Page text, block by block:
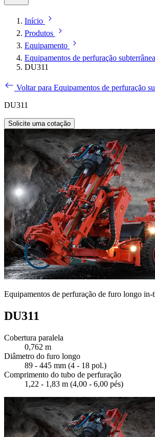
Início
Produtos
Equipamento
Equipamentos de perfuração subterrânea
DU311
Voltar para Equipamentos de perfuração
DU311
Solicite uma cotação
Equipamentos de perfuração de furo longo in-
DU311
Cobertura paralela
0,762 m
Diâmetro do furo longo
89 - 445 mm (4 - 18 pol.)
Comprimento do tubo de perfuração
1,22 - 1,83 m (4,00 - 6,00 pés)